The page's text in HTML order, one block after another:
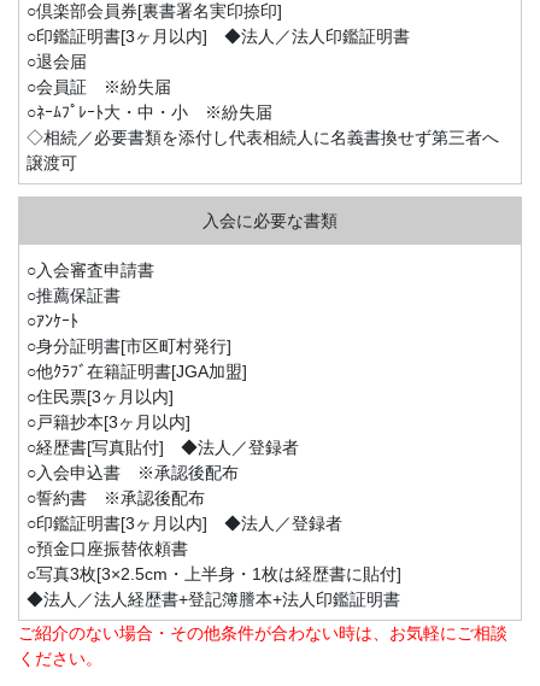
○倶楽部会員券[裏書署名実印捺印]
○印鑑証明書[3ヶ月以内] ◆法人／法人印鑑証明書
○退会届
○会員証 ※紛失届
○ﾈｰﾑﾌﾟﾚｰﾄ大・中・小 ※紛失届
◇相続／必要書類を添付し代表相続人に名義書換せず第三者へ
譲渡可
○入会審査申請書
○推薦保証書
○ｱﾝｹｰﾄ
○身分証明書[市区町村発行]
○他ｸﾗﾌﾞ在籍証明書[JGA加盟]
○住民票[3ヶ月以内]
○戸籍抄本[3ヶ月以内]
○経歴書[写真貼付] ◆法人／登録者
○入会申込書 ※承認後配布
○誓約書 ※承認後配布
○印鑑証明書[3ヶ月以内] ◆法人／登録者
○預金口座振替依頼書
○写真3枚[3×2.5cm・上半身・1枚は経歴書に貼付]
◆法人／法人経歴書+登記簿謄本+法人印鑑証明書
ご紹介のない場合・その他条件が合わない時は、お気軽にご相談
ください。